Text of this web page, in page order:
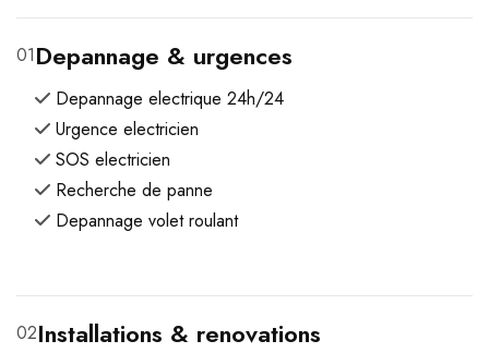
01Depannage & urgences
Depannage electrique 24h/24
Urgence electricien
SOS electricien
Recherche de panne
Depannage volet roulant
02Installations & renovations